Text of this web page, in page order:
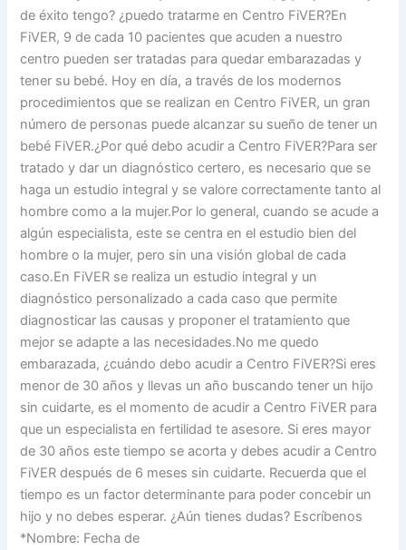
de éxito tengo? ¿puedo tratarme en Centro FiVER?En
FiVER, 9 de cada 10 pacientes que acuden a nuestro
centro pueden ser tratadas para quedar embarazadas y
tener su bebé. Hoy en día, a través de los modernos
procedimientos que se realizan en Centro FiVER, un gran
número de personas puede alcanzar su sueño de tener un
bebé FiVER.¿Por qué debo acudir a Centro FiVER?Para ser
tratado y dar un diagnóstico certero, es necesario que se
haga un estudio integral y se valore correctamente tanto al
hombre como a la mujer.Por lo general, cuando se acude a
algún especialista, este se centra en el estudio bien del
hombre o la mujer, pero sin una visión global de cada
caso.En FiVER se realiza un estudio integral y un
diagnóstico personalizado a cada caso que permite
diagnosticar las causas y proponer el tratamiento que
mejor se adapte a las necesidades.No me quedo
embarazada, ¿cuándo debo acudir a Centro FiVER?Si eres
menor de 30 años y llevas un año buscando tener un hijo
sin cuidarte, es el momento de acudir a Centro FiVER para
que un especialista en fertilidad te asesore. Si eres mayor
de 30 años este tiempo se acorta y debes acudir a Centro
FiVER después de 6 meses sin cuidarte. Recuerda que el
tiempo es un factor determinante para poder concebir un
hijo y no debes esperar. ¿Aún tienes dudas? Escríbenos
*Nombre: Fecha de